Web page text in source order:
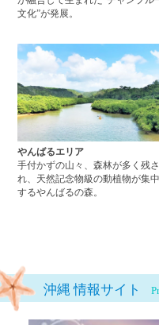
文化”が発展。
やんばるエリア
手付かずの山々、森林が多く残さ
れ、天然記念物級の動植物が集中
するやんばるの森。
沖縄 情報サイト